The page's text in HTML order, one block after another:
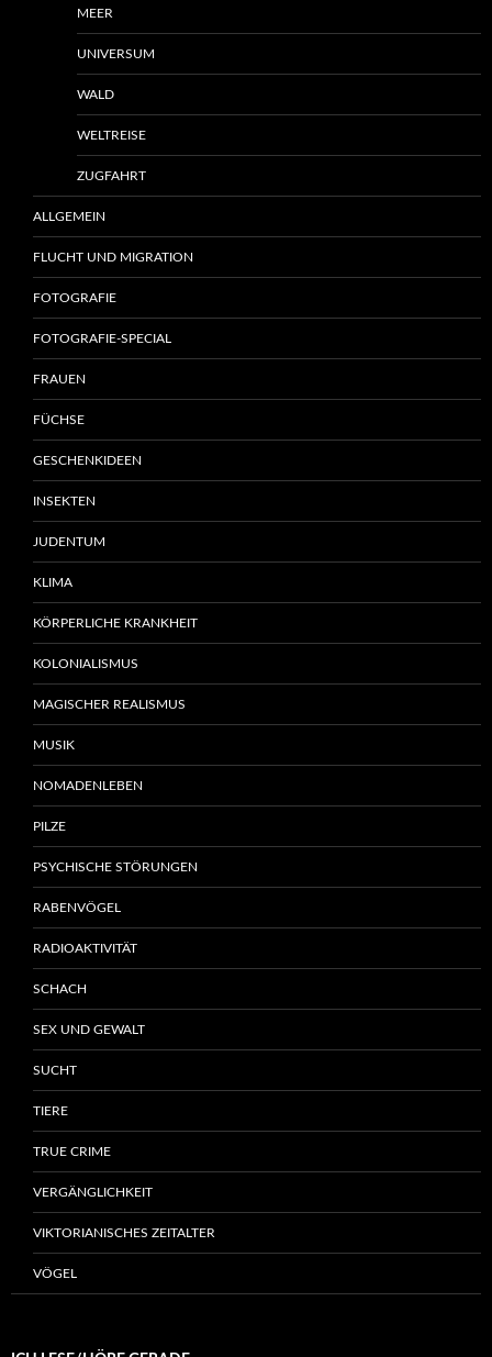
MEER
UNIVERSUM
WALD
WELTREISE
ZUGFAHRT
ALLGEMEIN
FLUCHT UND MIGRATION
FOTOGRAFIE
FOTOGRAFIE-SPECIAL
FRAUEN
FÜCHSE
GESCHENKIDEEN
INSEKTEN
JUDENTUM
KLIMA
KÖRPERLICHE KRANKHEIT
KOLONIALISMUS
MAGISCHER REALISMUS
MUSIK
NOMADENLEBEN
PILZE
PSYCHISCHE STÖRUNGEN
RABENVÖGEL
RADIOAKTIVITÄT
SCHACH
SEX UND GEWALT
SUCHT
TIERE
TRUE CRIME
VERGÄNGLICHKEIT
VIKTORIANISCHES ZEITALTER
VÖGEL